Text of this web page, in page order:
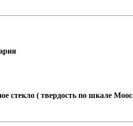
стекло ( твердость по шкале